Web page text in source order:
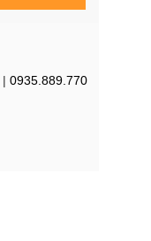
| 0935.889.770